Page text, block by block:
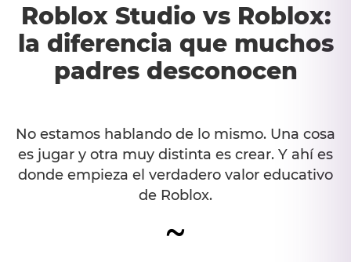
Roblox Studio vs Roblox:
la diferencia que muchos
padres desconocen
No estamos hablando de lo mismo. Una cosa
es jugar y otra muy distinta es crear. Y ahí es
donde empieza el verdadero valor educativo
de Roblox.
~